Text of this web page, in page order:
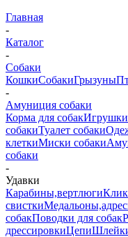
Главная
-
Каталог
-
Собаки
КошкиСобакиГрызуны
-
Амуниция собаки
Корма для собакИгрушки
собакиТуалет собаки
клеткиМиски собаки
собаки
-
Удавки
Карабины,вертлюги
свистки
собакПоводки для собак
дрессировкиЦепи